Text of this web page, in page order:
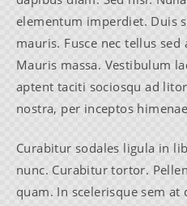
elementum imperdiet. Duis
mauris. Fusce nec tellus
Mauris massa. Vestibulum
aptent taciti sociosqu ad
nostra, per inceptos
Curabitur sodales ligula in
nunc. Curabitur tortor.
quam. In scelerisque sem at